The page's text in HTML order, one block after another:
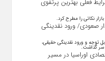
فعلی بهترین پرتفوی
نکاتی را مطرح کرد.
صعودی/ ورود نقدینگی
توجه و ورود نقدینگی حقیقی،
سر گذاشت.
اوراسیا در مسیر